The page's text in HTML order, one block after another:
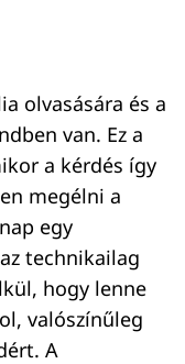
olvasására és a
van. Ez a
a kérdés így
megélni a
egy
technikailag
hogy lenne
valószínűleg
A